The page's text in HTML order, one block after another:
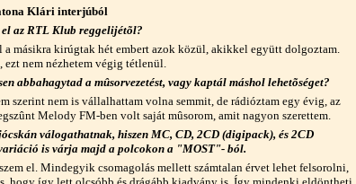
Klári interjúból
az RTL Klub reggelijétõl?
a másikra kirúgtak hét embert azok közül, akikkel együtt dolgoztam.
ezt nem nézhetem végig tétlenül.
abbahagytad a mûsorvezetést, vagy kaptál máshol lehetõséget?
szerint nem is vállalhattam volna semmit, de rádióztam egy évig, az
Melody FM-ben volt saját mûsorom, amit nagyon szerettem.
válogathatnak, hiszen MC, CD, 2CD (digipack), és 2CD
is várja majd a polcokon a "MOST"- ból.
el. Mindegyik csomagolás mellett számtalan érvet lehet felsorolni,